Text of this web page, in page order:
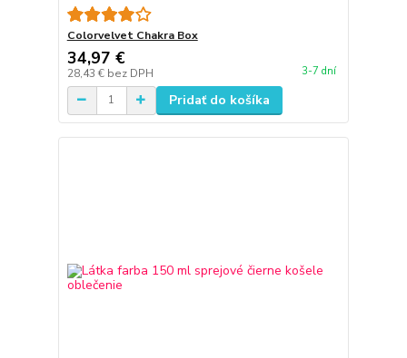
Colorvelvet Chakra Box
34,97 €
28,43 € bez DPH 3-7 dní
Pridať do košíka